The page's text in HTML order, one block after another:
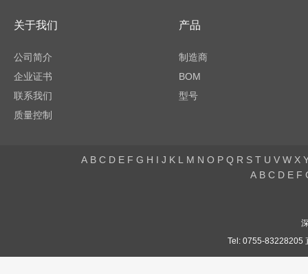
关于我们
公司简介
企业证书
联系我们
质量控制
产品
制造商
BOM
型号
A B C D E F G H I J K L M N O P Q R S T U V W X
A B C D E F
Tel: 0755-